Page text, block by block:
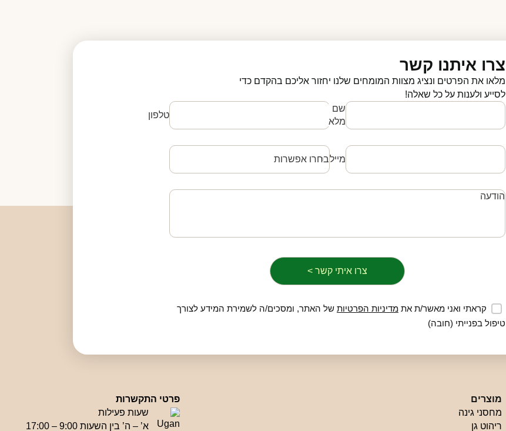
צרו איתנו קשר
מלאו את הפרטים ונציג מצוות המומחים שלנו יחזור אליכם בהקדם כדי
לסייע ולענות על כל שאלה!
שם
מלא
טלפון
מייל
קראתי ואני מאשר/ת את מדיניות הפרטיות של האתר, ומסכים/ה לשמירת המידע לצורך
טיפול בפנייתי (חובה)
מוצרים
מחסני גינה
ריהוט גן
פרטי התקשרות
שעות פעילות
א’ – ה’ בין השעות 9:00 – 17:00